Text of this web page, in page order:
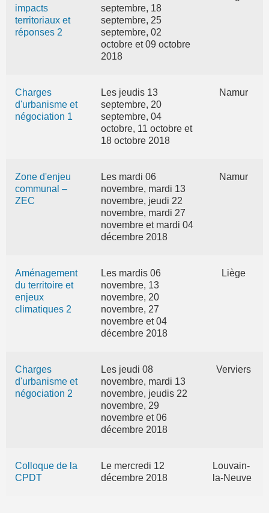
impacts
territoriaux et
réponses 2
septembre, 18
septembre, 25
septembre, 02
octobre et 09 octobre
2018
Charges
d'urbanisme et
négociation 1
Les jeudis 13
septembre, 20
septembre, 04
octobre, 11 octobre et
18 octobre 2018
Namur
Zone d'enjeu
communal –
ZEC
Les mardi 06
novembre, mardi 13
novembre, jeudi 22
novembre, mardi 27
novembre et mardi 04
décembre 2018
Namur
Aménagement
du territoire et
enjeux
climatiques 2
Les mardis 06
novembre, 13
novembre, 20
novembre, 27
novembre et 04
décembre 2018
Liège
Charges
d'urbanisme et
négociation 2
Les jeudi 08
novembre, mardi 13
novembre, jeudis 22
novembre, 29
novembre et 06
décembre 2018
Verviers
Colloque de la
CPDT
Le mercredi 12
décembre 2018
Louvain-
la-Neuve